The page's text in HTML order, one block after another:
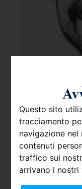
Questo sito
tracciamento
navigazione
contenuti
traffico sul
arrivano i nostri